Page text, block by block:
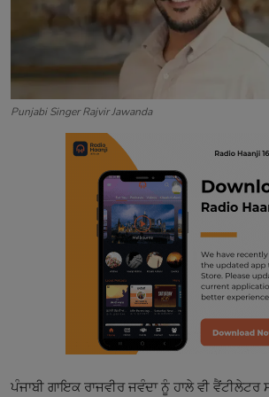
Punjabi Singer Rajvir Jawanda
ਪੰਜਾਬੀ ਗਾਇਕ ਰਾਜਵੀਰ ਜਵੰਦਾ ਨੂੰ ਹਾਲੇ ਵੀ